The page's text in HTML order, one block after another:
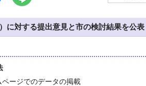
に対する提出意見と市の検討結果を公表
ページでのデータの掲載